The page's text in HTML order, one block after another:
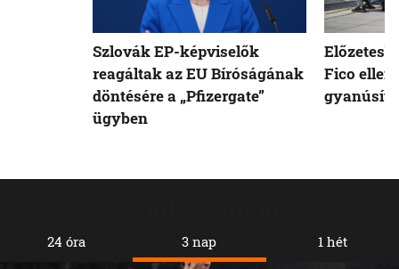
24 óra 3 nap 1 hét
Szlovák EP-képviselők
reagáltak az EU Bíróságának
döntésére a „Pfizergate”
ügyben
Fico